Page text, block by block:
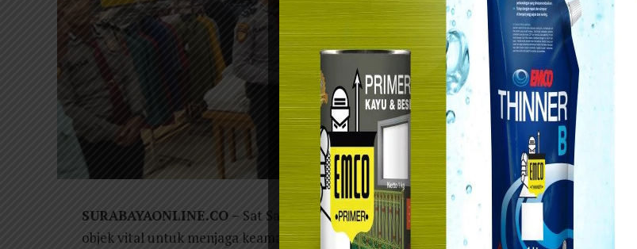
SURABAYAONLINE.CO – Sat Samapta Polresta Sidoarjo menggelar patroli siang di sejumlah
objek vital untuk menjaga keamanan dan ketertiban masyarakat, Sabtu (16/5/2026).